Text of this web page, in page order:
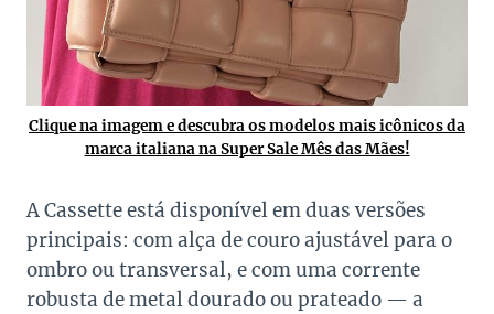
Clique na imagem e descubra os modelos mais icônicos da
marca italiana na Super Sale Mês das Mães!
A Cassette está disponível em duas versões
principais: com alça de couro ajustável para o
ombro ou transversal, e com uma corrente
robusta de metal dourado ou prateado — a